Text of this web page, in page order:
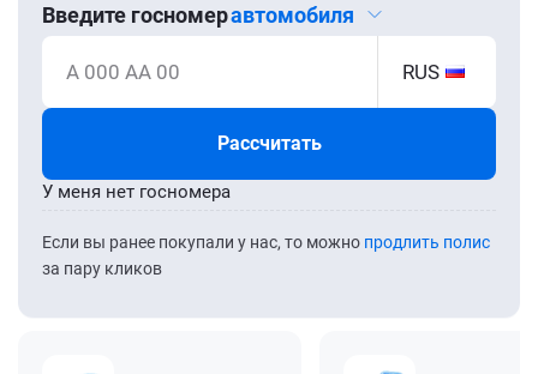
Введите госномеравтомобиля
А 000 АА 00 RUS
Рассчитать
Если вы ранее покупали у нас, то можно продлить полис
за пару кликов
У меня нет госномера